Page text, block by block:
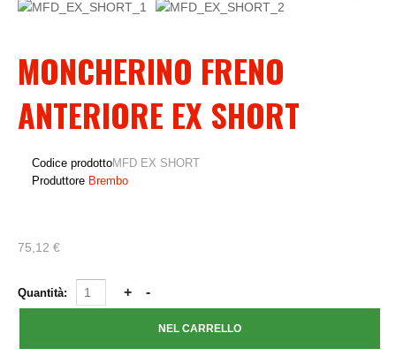
MONCHERINO FRENO
ANTERIORE EX SHORT
Codice prodottoMFD EX SHORT
Produttore Brembo
75,12 €
Quantità: